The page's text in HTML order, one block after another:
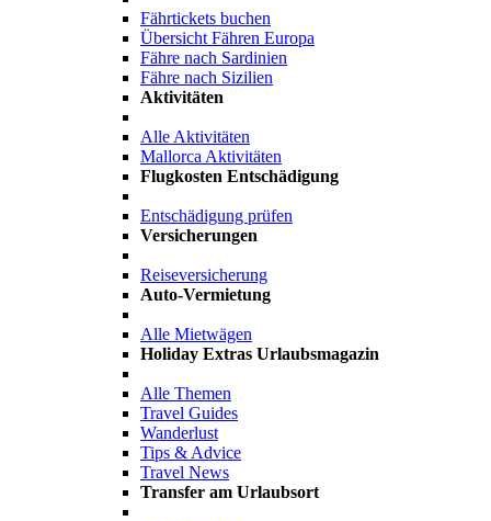
Fährtickets buchen
Übersicht Fähren Europa
Fähre nach Sardinien
Fähre nach Sizilien
Aktivitäten
Alle Aktivitäten
Mallorca Aktivitäten
Flugkosten Entschädigung
Entschädigung prüfen
Versicherungen
Reiseversicherung
Auto-Vermietung
Alle Mietwägen
Holiday Extras Urlaubsmagazin
Alle Themen
Travel Guides
Wanderlust
Tips & Advice
Travel News
Transfer am Urlaubsort